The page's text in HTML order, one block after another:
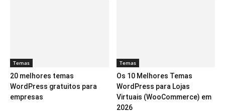
Temas
20 melhores temas
WordPress gratuitos para
empresas
Temas
Os 10 Melhores Temas
WordPress para Lojas
Virtuais (WooCommerce) em
2026